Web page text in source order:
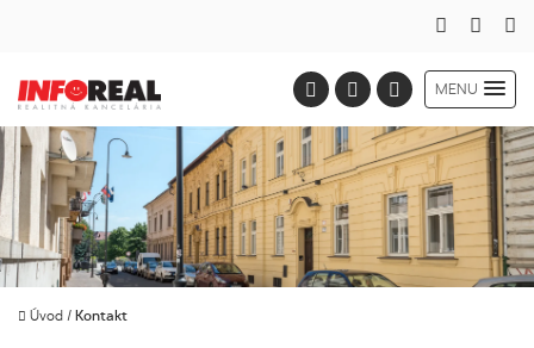
MENU
Úvod / Kontakt